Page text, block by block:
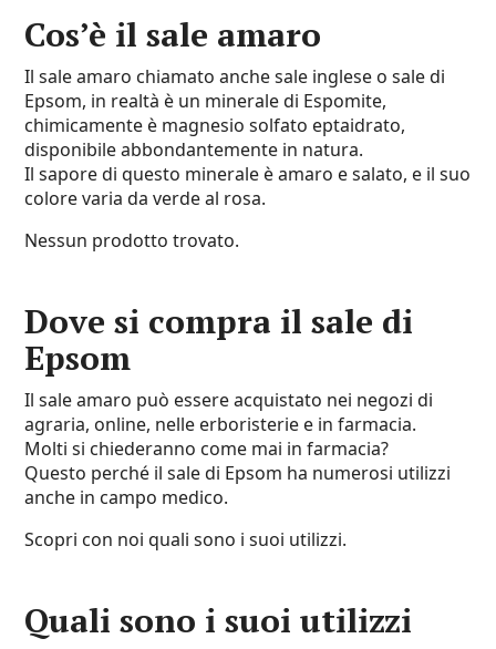
Cos’è il sale amaro
Il sale amaro chiamato anche sale inglese o sale di
Epsom, in realtà è un minerale di Espomite,
chimicamente è magnesio solfato eptaidrato,
disponibile abbondantemente in natura.
Il sapore di questo minerale è amaro e salato, e il suo
colore varia da verde al rosa.
Nessun prodotto trovato.
Dove si compra il sale di
Epsom
Il sale amaro può essere acquistato nei negozi di
agraria, online, nelle erboristerie e in farmacia.
Molti si chiederanno come mai in farmacia?
Questo perché il sale di Epsom ha numerosi utilizzi
anche in campo medico.
Scopri con noi quali sono i suoi utilizzi.
Quali sono i suoi utilizzi